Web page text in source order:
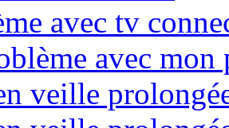
avec tv
avec mon
veille